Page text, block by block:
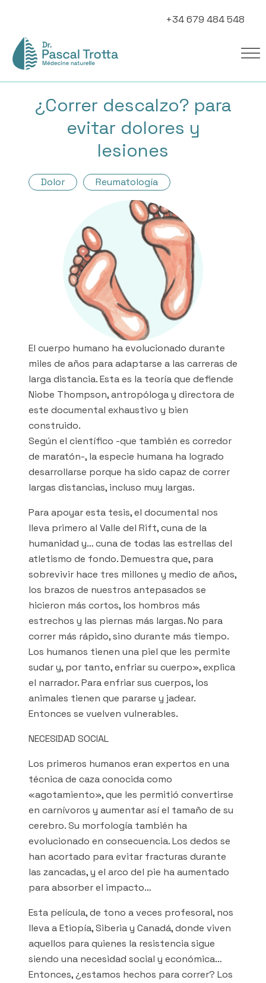
+34 679 484 548
¿Correr descalzo? para
evitar dolores y
lesiones
Dolor Reumatología
El cuerpo humano ha evolucionado durante
miles de años para adaptarse a las carreras de
larga distancia. Esta es la teoría que defiende
Niobe Thompson, antropóloga y directora de
este documental exhaustivo y bien
construido.
Según el científico -que también es corredor
de maratón-, la especie humana ha logrado
desarrollarse porque ha sido capaz de correr
largas distancias, incluso muy largas.
Para apoyar esta tesis, el documental nos
lleva primero al Valle del Rift, cuna de la
humanidad y… cuna de todas las estrellas del
atletismo de fondo. Demuestra que, para
sobrevivir hace tres millones y medio de años,
los brazos de nuestros antepasados se
hicieron más cortos, los hombros más
estrechos y las piernas más largas. No para
correr más rápido, sino durante más tiempo.
Los humanos tienen una piel que les permite
sudar y, por tanto, enfriar su cuerpo», explica
el narrador. Para enfriar sus cuerpos, los
animales tienen que pararse y jadear.
Entonces se vuelven vulnerables.
NECESIDAD SOCIAL
Los primeros humanos eran expertos en una
técnica de caza conocida como
«agotamiento», que les permitió convertirse
en carnívoros y aumentar así el tamaño de su
cerebro. Su morfología también ha
evolucionado en consecuencia. Los dedos se
han acortado para evitar fracturas durante
las zancadas, y el arco del pie ha aumentado
para absorber el impacto…
Esta película, de tono a veces profesoral, nos
lleva a Etiopía, Siberia y Canadá, donde viven
aquellos para quienes la resistencia sigue
siendo una necesidad social y económica…
Entonces, ¿estamos hechos para correr? Los